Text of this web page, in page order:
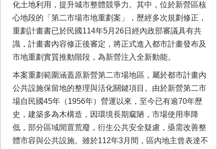
化土地利用，提升城市整體競爭力。其中，位於新營區核
心地段的「第二市場市地重劃案」，歷經多次規劃修正，
重劃計畫書已於民國114年5月26日經內政部審議具有共
識，計畫書內容修正後審定，將正式進入都市計畫發布及
市地重劃實質推動階段，為新營注入全新動能。
本案重劃範圍涵蓋原新營第二市場地區，屬於都市計畫內
公共設施保留地的整理與活化關鍵項目。由於新營第二市
場自民國45年（1956年）營運以來，至今已有逾70年歷
史，建築多為木構造，因環境長期窳陋，市場使用率降
低，部分區域閒置荒廢，衍生公共安全疑慮，亟需改善整
體市容與公共設施。雖於112年3月間，區內地主曾表達不